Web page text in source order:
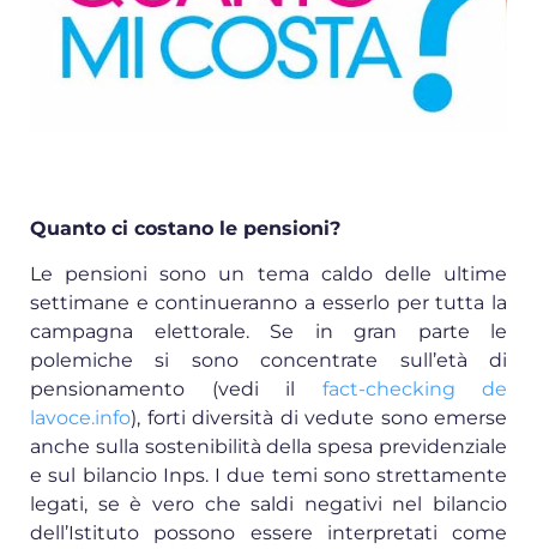
Quanto ci costano le pensioni?
Le pensioni sono un tema caldo delle ultime
settimane e continueranno a esserlo per tutta la
campagna elettorale. Se in gran parte le
polemiche si sono concentrate sull’età di
pensionamento (vedi il fact-checking de
lavoce.info), forti diversità di vedute sono emerse
anche sulla sostenibilità della spesa previdenziale
e sul bilancio Inps. I due temi sono strettamente
legati, se è vero che saldi negativi nel bilancio
dell’Istituto possono essere interpretati come